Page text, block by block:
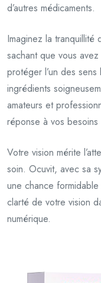
d’autres médicaments.
Imaginez la tranquillité
sachant que vous
protéger l’un des
ingrédients
amateurs et
réponse à vos besoins
Votre vision mérite
soin. Ocuvit, avec sa
une chance
clarté de votre vision
numérique.